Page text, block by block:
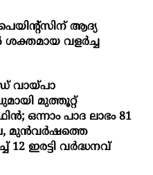
ആദ്യ
ശക്തമായ വളർച്ച
വായ്പാ
മുത്തൂറ്റ്
ഒന്നാം പാദ ലാഭം 81
മുൻവർഷത്തെ
12 ഇരട്ടി വർദ്ധനവ്